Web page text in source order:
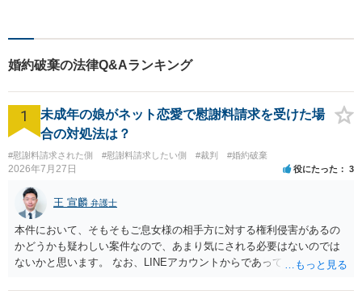
だける最善の解決を目指しま
す。【ウェブ予約システムで
迅速な対応】
婚約破棄の法律Q&Aランキング
1
未成年の娘がネット恋愛で慰謝料請求を受けた場
合の対処法は？
#慰謝料請求された側 #慰謝料請求したい側 #裁判 #婚約破棄
2026年7月27日 役にたった 3
王 宣麟 弁護士
本件において、そもそもご息女様の相手方に対する権利侵害があるの
かどうかも疑わしい案件なので、あまり気にされる必要はないのでは
ないかと思います。 なお、LINEアカウントからであっても、そこに紐
るパターンはありえるものの、本件のような精神的損害が発生したと